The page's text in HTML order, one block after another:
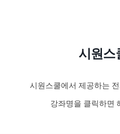
시원스
시원스쿨에서 제공하는
강좌명을 클릭하면